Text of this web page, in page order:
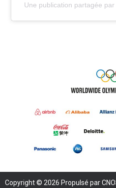
Une publication partagée
Copyright © 2026 Propulsé par